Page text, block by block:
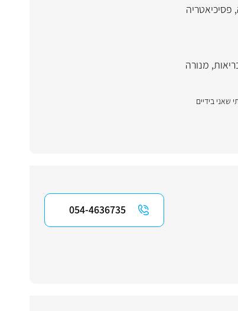
, פסיכיאטריה
, מנורה
שאני בידיים
054-4636735